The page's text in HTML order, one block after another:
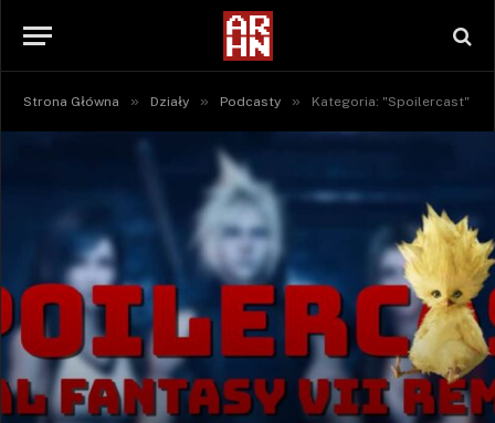
Strona Główna » Działy » Podcasty » Kategoria: "Spoilercast"